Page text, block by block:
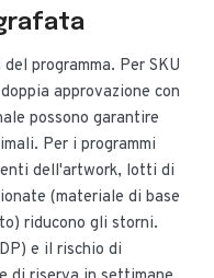
programma. Per SKU
approvazione con
possono garantire
Per i programmi
dell'artwork, lotti di
(materiale di base
riducono gli storni.
e il rischio di